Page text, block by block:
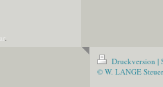
.
Druckversion |
© W. LANGE